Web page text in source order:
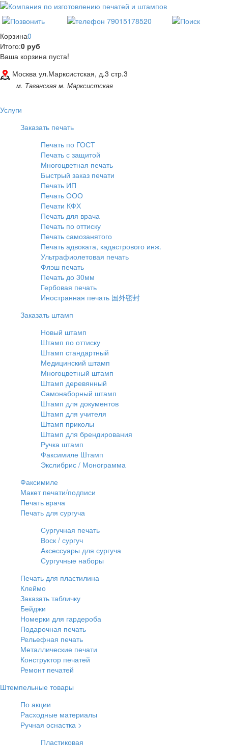
Корзина0
Итого:0 руб
Ваша корзина пуста!
Москва ул.Марксистская, д.3 стр.3
м. Таганская м. Марксистская
Услуги
Заказать печать
Печать по ГОСТ
Печать с защитой
Многоцветная печать
Быстрый заказ печати
Печать ИП
Печать ООО
Печати КФХ
Печать для врача
Печать по оттиску
Печать самозанятого
Печать адвоката, кадастрового инж.
Ультрафиолетовая печать
Флэш печать
Печать до 30мм
Гербовая печать
Иностранная печать 国外密封
Заказать штамп
Новый штамп
Штамп по оттиску
Штамп стандартный
Медицинский штамп
Многоцветный штамп
Штамп деревянный
Самонаборный штамп
Штамп для документов
Штамп для учителя
Штамп приколы
Штамп для брендирования
Ручка штамп
Факсимиле Штамп
Экслибрис / Монограмма
Факсимиле
Макет печати/подписи
Печать врача
Печать для сургуча
Сургучная печать
Воск / сургуч
Аксессуары для сургуча
Сургучные наборы
Печать для пластилина
Клеймо
Заказать табличку
Бейджи
Номерки для гардероба
Подарочная печать
Рельефная печать
Металлические печати
Конструктор печатей
Ремонт печатей
Штемпельные товары
По акции
Расходные материалы
Ручная оснастка >
Пластиковая